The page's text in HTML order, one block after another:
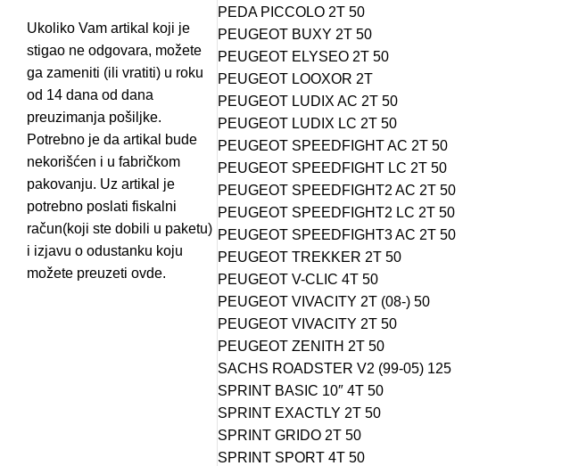
PEDA PICCOLO 2T 50
PEUGEOT BUXY 2T 50
PEUGEOT ELYSEO 2T 50
PEUGEOT LOOXOR 2T
PEUGEOT LUDIX AC 2T 50
PEUGEOT LUDIX LC 2T 50
PEUGEOT SPEEDFIGHT AC 2T 50
PEUGEOT SPEEDFIGHT LC 2T 50
PEUGEOT SPEEDFIGHT2 AC 2T 50
PEUGEOT SPEEDFIGHT2 LC 2T 50
PEUGEOT SPEEDFIGHT3 AC 2T 50
PEUGEOT TREKKER 2T 50
PEUGEOT V-CLIC 4T 50
PEUGEOT VIVACITY 2T (08-) 50
PEUGEOT VIVACITY 2T 50
PEUGEOT ZENITH 2T 50
SACHS ROADSTER V2 (99-05) 125
SPRINT BASIC 10″ 4T 50
SPRINT EXACTLY 2T 50
SPRINT GRIDO 2T 50
SPRINT SPORT 4T 50
Ukoliko Vam artikal koji je
stigao ne odgovara, možete
ga zameniti (ili vratiti) u roku
od 14 dana od dana
preuzimanja pošiljke.
Potrebno je da artikal bude
nekorišćen i u fabričkom
pakovanju. Uz artikal je
potrebno poslati fiskalni
račun(koji ste dobili u paketu)
i izjavu o odustanku koju
možete preuzeti ovde.